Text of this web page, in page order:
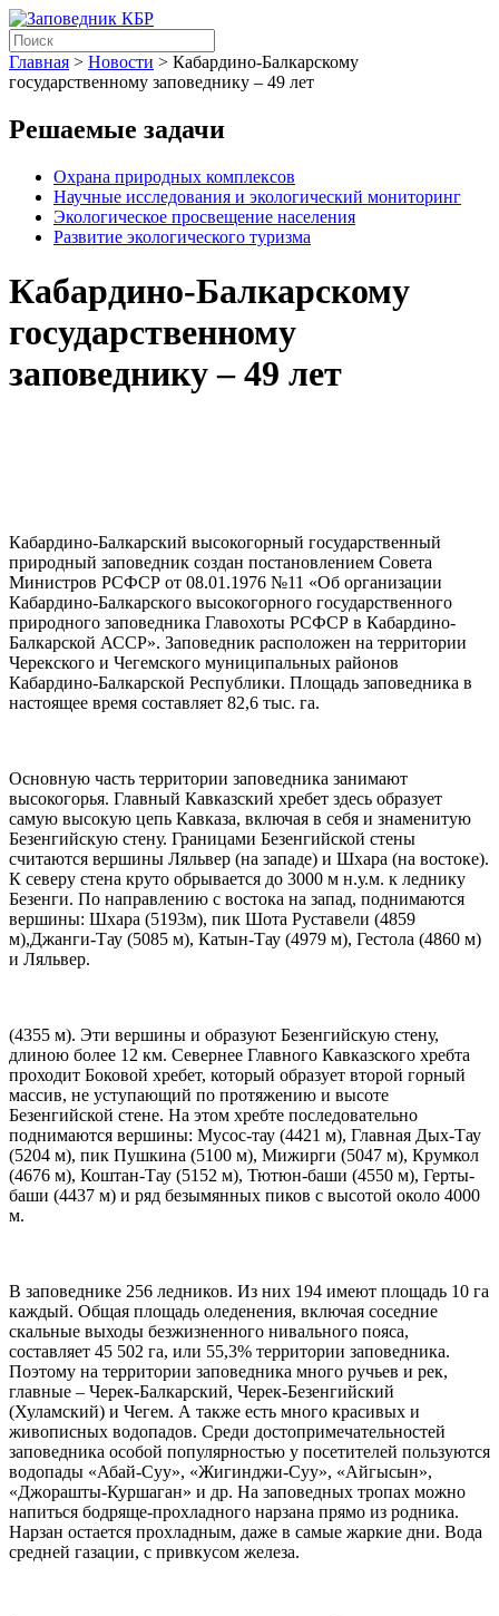
Главная > Новости > Кабардино-Балкарскому
государственному заповеднику – 49 лет
Решаемые задачи
Охрана природных комплексов
Научные исследования и экологический мониторинг
Экологическое просвещение населения
Развитие экологического туризма
Кабардино-Балкарскому
государственному
заповеднику – 49 лет
Кабардино-Балкарский высокогорный государственный
природный заповедник создан постановлением Совета
Министров РСФСР от 08.01.1976 №11 «Об организации
Кабардино-Балкарского высокогорного государственного
природного заповедника Главохоты РСФСР в Кабардино-
Балкарской АССР». Заповедник расположен на территории
Черекского и Чегемского муниципальных районов
Кабардино-Балкарской Республики. Площадь заповедника в
настоящее время составляет 82,6 тыс. га.
Основную часть территории заповедника занимают
высокогорья. Главный Кавказский хребет здесь образует
самую высокую цепь Кавказа, включая в себя и знаменитую
Безенгийскую стену. Границами Безенгийской стены
считаются вершины Ляльвер (на западе) и Шхара (на востоке).
К северу стена круто обрывается до 3000 м н.у.м. к леднику
Безенги. По направлению с востока на запад, поднимаются
вершины: Шхара (5193м), пик Шота Руставели (4859
м),Джанги-Тау (5085 м), Катын-Тау (4979 м), Гестола (4860 м)
и Ляльвер.
(4355 м). Эти вершины и образуют Безенгийскую стену,
длиною более 12 км. Севернее Главного Кавказского хребта
проходит Боковой хребет, который образует второй горный
массив, не уступающий по протяжению и высоте
Безенгийской стене. На этом хребте последовательно
поднимаются вершины: Мусос-тау (4421 м), Главная Дых-Тау
(5204 м), пик Пушкина (5100 м), Мижирги (5047 м), Крумкол
(4676 м), Коштан-Тау (5152 м), Тютюн-баши (4550 м), Герты-
баши (4437 м) и ряд безымянных пиков с высотой около 4000
м.
В заповеднике 256 ледников. Из них 194 имеют площадь 10 га
каждый. Общая площадь оледенения, включая соседние
скальные выходы безжизненного нивального пояса,
составляет 45 502 га, или 55,3% территории заповедника.
Поэтому на территории заповедника много ручьев и рек,
главные – Черек-Балкарский, Черек-Безенгийский
(Хуламский) и Чегем. А также есть много красивых и
живописных водопадов. Среди достопримечательностей
заповедника особой популярностью у посетителей пользуются
водопады «Абай-Суу», «Жигинджи-Суу», «Айгысын»,
«Джорашты-Куршаган» и др. На заповедных тропах можно
напиться бодряще-прохладного нарзана прямо из родника.
Нарзан остается прохладным, даже в самые жаркие дни. Вода
средней газации, с привкусом железа.